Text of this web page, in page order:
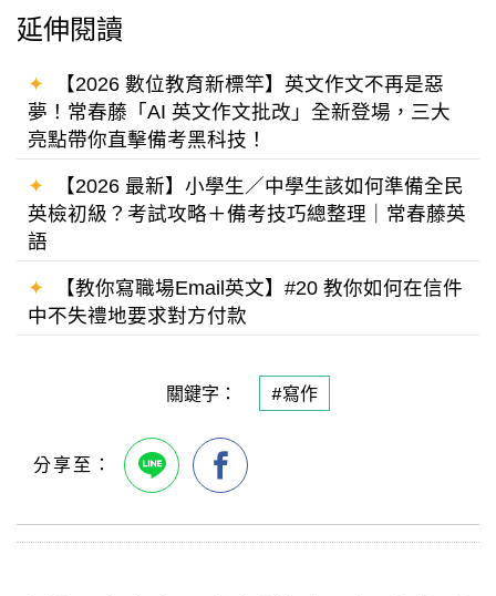
延伸閱讀
✦
【2026 數位教育新標竿】英文作文不再是惡
夢！常春藤「AI 英文作文批改」全新登場，三大
亮點帶你直擊備考黑科技！
✦
【2026 最新】小學生／中學生該如何準備全民
英檢初級？考試攻略＋備考技巧總整理｜常春藤英
語
✦
【教你寫職場Email英文】#20 教你如何在信件
中不失禮地要求對方付款
關鍵字： #寫作